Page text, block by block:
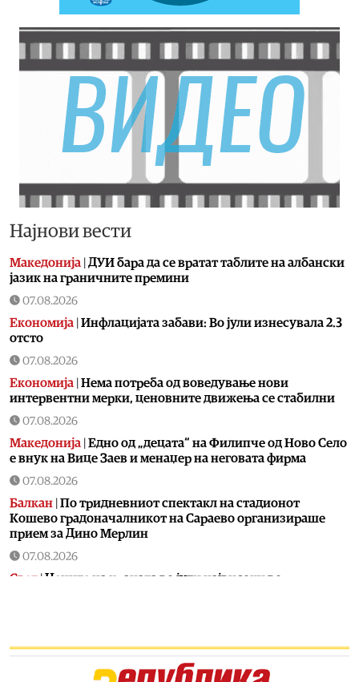
Најнови вести
Македонија ДУИ бара да се вратат таблите на албански
јазик на граничните премини
07.08.2026
Економија Инфлацијата забави: Во јули изнесувала 2.3
отсто
07.08.2026
Економија Нема потреба од воведување нови
интервентни мерки, ценовните движења се стабилни
07.08.2026
Македонија Едно од „децата“ на Филипче од Ново Село
е внук на Вице Заев и менаџер на неговата фирма
07.08.2026
Балкан По тридневниот спектакл на стадионот
Кошево градоначалникот на Сараево организираше
прием за Дино Мерлин
07.08.2026
Свет | Цените на храната во јули највисоки во